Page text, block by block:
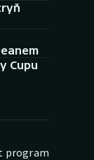
Cupu
program